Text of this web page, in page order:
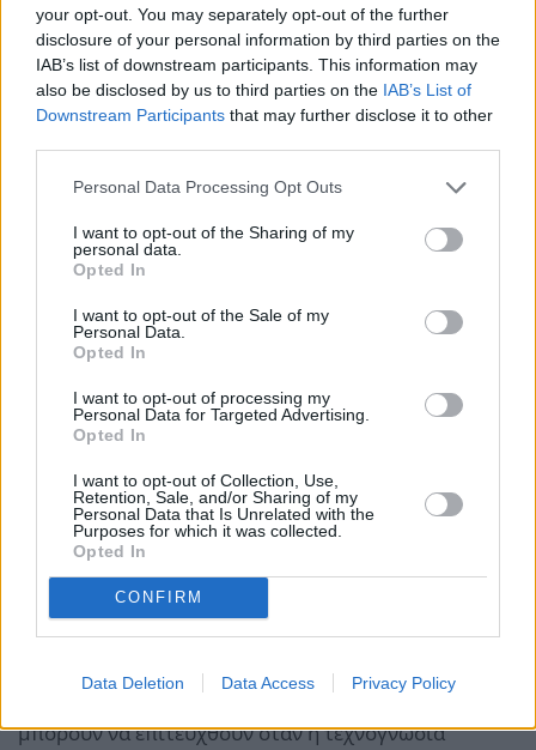
your opt-out. You may separately opt-out of the further
disclosure of your personal information by third parties on the
IAB’s list of downstream participants. This information may
also be disclosed by us to third parties on the IAB’s List of
Downstream Participants that may further disclose it to other
Personal Data Processing Opt Outs
I want to opt-out of the Sharing of my
personal data.
Opted In
I want to opt-out of the Sale of my
Personal Data.
Opted In
I want to opt-out of processing my
Personal Data for Targeted Advertising.
Opted In
I want to opt-out of Collection, Use,
Retention, Sale, and/or Sharing of my
Personal Data that Is Unrelated with the
Purposes for which it was collected.
Opted In
CONFIRM
Data Deletion Data Access Privacy Policy
Ο κ. Paul Γομόπουλος, Senior Managing Director και
επικεφαλής της Hines στην Ελλάδα, ανέφερε: «Η
αποτελεί μια σημαντική στιγμή για όλους όσοι
συνέβαλαν στην υλοποίηση του έργου. Είναι το
αποτέλεσμα πολλών μηνών συστηματικής δουλειάς
από μια αφοσιωμένη ομάδα και είναι σημαντικό να
βλέπουμε αυτή την προσπάθεια να αποτυπώνεται
αφορά μόνο την κατασκευή κατοικιών, εκφράζει όσα
μπορούν να επιτευχθούν όταν η τεχνογνωσία